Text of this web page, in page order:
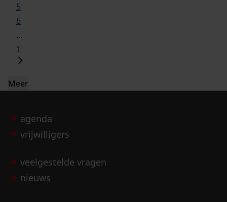
5
6
...
1
Meer
agenda
vrijwilligers
veelgestelde vragen
nieuws